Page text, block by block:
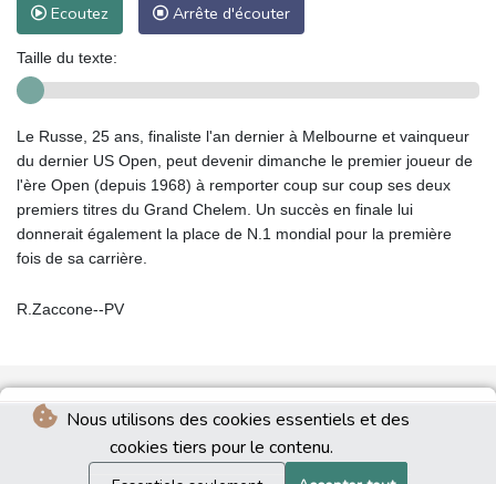
Nous utilisons des cookies essentiels et des
cookies tiers pour le contenu.
Ecoutez Arrête d'écouter
Taille du texte:
Le Russe, 25 ans, finaliste l'an dernier à Melbourne et vainqueur
du dernier US Open, peut devenir dimanche le premier joueur de
l'ère Open (depuis 1968) à remporter coup sur coup ses deux
premiers titres du Grand Chelem. Un succès en finale lui
donnerait également la place de N.1 mondial pour la première
fois de sa carrière.
R.Zaccone--PV